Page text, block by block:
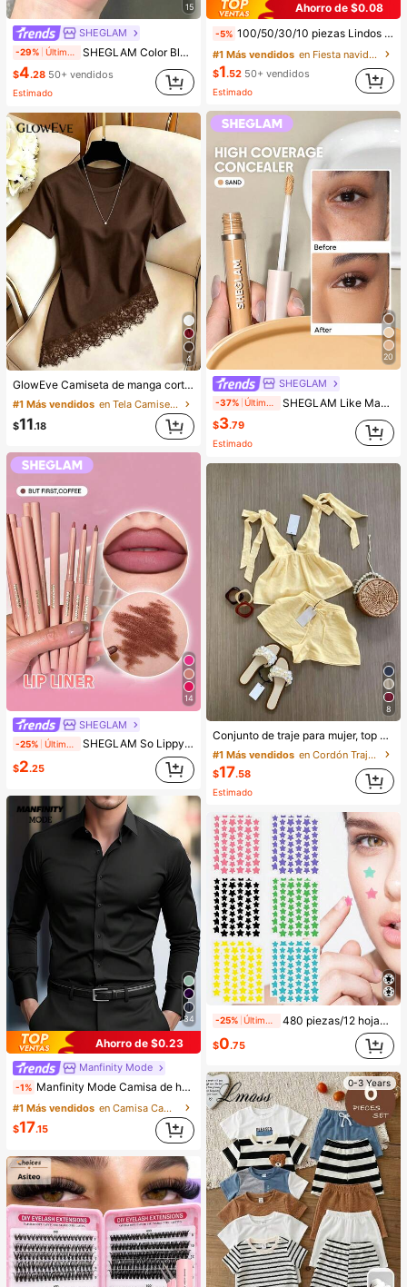
15
SHEGLAM
-29% Últimos 2 días SHEGLAM Color Bloom Rubor LíQuido Acabado Mate-Love Cake Colorete Marca De Belleza CosméTica Maquillaje Para Mujeres Y NiñAs
$4.28 50+ vendidos
Estimado
4
GlowEve Camiseta de manga corta de cuello redondo de unicolor casual versátil para uso diario para mujer
#1 Más vendidos
en Tela Camisetas De Mujer
$11.18
14
SHEGLAM
-25% SHEGLAM So Lippy Delineador De Labios-But First,Coffee Lip Combo Marca De Belleza CosméTica Maquillaje Para Mujeres Y NiñAs
$2.25
34
Ahorro de $0.23
Manfinity Mode
-1% Manfinity Mode Camisa de hombre negra de invierno básica casual de negocios para oficina con cuello alto, unicolor, botones y manga larga, camisa formal estilo Old Money de otoño para ir al trabajo y ceremonias
#1 Más vendidos
en Camisa Camisas de hombre
$17.15
Ahorro de $0.08
-5% 100/50/30/10 piezas Lindos clips de estrella de cinco puntas estilo Y2K, clips de cabello coloridos, accesorios básicos para el cabello - Adecuados para niñas, uso diario en la escuela, fiestas, deportes, estética
#1 Más vendidos
en Fiesta navideña Accesorios para el cabello de l
$1.52 50+ vendidos
Estimado
20
SHEGLAM
-37% SHEGLAM Like Magic Corrector De Alta Cobertura 12H-Sand Marca De Belleza CosméTica Maquillaje Para Mujeres Y NiñAs
$3.79
Estimado
8
Conjunto de traje para mujer, top sin mangas con diseño elegante de lazo y pantalones cortos. Y conjunto elegante de ropa de oficina, camisola y pantalones cortos. Verano, de la oficina al fin de semana, conjuntos de dos piezas
#1 Más vendidos
en Cordón Trajes de dos piezas para mujer
$17.58
Estimado
-25% 480 piezas/12 hojas, 240 piezas/6 hojas, 40 piezas/1 hoja, Pegatinas de estrellas para la cara, Pegatinas decorativas de Halloween, Pegatinas decorativas de Navidad, Pegatinas de pentagrama, Pegatinas decorativas de colores, Para decoración de fotos de fiestas y vacaciones, Pegatinas decorativas para la cara, Pegatinas decorativas para fiestas, Para decoración de habitaciones, Tocador, Dormitorio, Viajes, Artículos esenciales de viaje, Accesorios decorativos, Económicos y prácticos, Rellenos de calcetines, Herramientas de maquillaje, Productos asequibles, Regalos, Obsequios, Regalos para mujeres, Regalos de Navidad, Estético
$0.75
0-3 Years